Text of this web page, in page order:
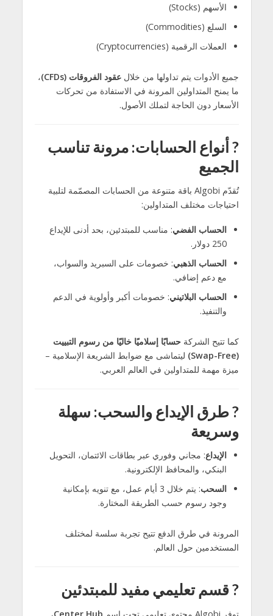
الأسهم (Stocks)
السلع (Commodities)
العملات الرقمية (Cryptocurrencies)
جميع الأدوات يتم تداولها من خلالعقود الفروقات (CFDs)
،
ما يمنح المتداولين المرونة في الاستفادة من تحركات
الأسعار دون الحاجة لتملك الأصول.
? أنواع الحسابات: مرونة تناسب
الجميع
تُقدّم Algobi باقة متنوعة من الحسابات المصمّمة لتلبية
احتياجات مختلف المتداولين:
الحساب الفضي: مناسب للمبتدئين، بحد أدنى للإيداع
250 دولار.
الحساب الذهبي: خصومات على السبريد والسواب،
مع دعم إضافي.
الحساب البلاتيني: خصومات أكبر وأولوية في الدعم
والتنفيذ.
كما تتيح الشركةحسابًا إسلاميًا خاليًا من رسوم التبييت
(Swap-Free)
ليتماشى مع ضوابط الشريعة الإسلامية –
ميزة مهمة للمتداولين في العالم العربي.
?طرق الإيداع والسحب: سهلة
وسريعة
الإيداع: مجاني وفوري عبر بطاقات الائتمان، التحويل
البنكي، والمحافظ الإلكترونية.
السحب
: يتم خلال 3 أيام عمل، مع تنويه بإمكانية
وجود رسوم حسب الطريقة المختارة.
المرونة في طرق الدفع تتيح تجربة سلسة لمختلف
المستخدمين حول العالم.
?قسم تعليمي مفيد للمبتدئين
توفر Algobi محتوى تعليمي تحت اسم Center Hub،